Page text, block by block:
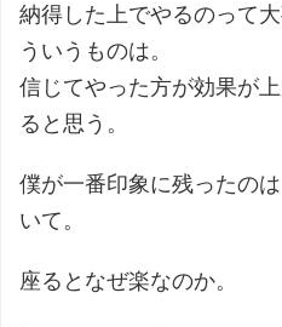
納得した上でやるのって
ういうものは。
信じてやった方が効果が
ると思う。
僕が一番印象に残ったの
いて。
座るとなぜ楽なのか。